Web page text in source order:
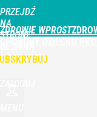
PRZEJDŹ
NA
STRONĘ
WPROST.PL
ZDROWIE WPROST